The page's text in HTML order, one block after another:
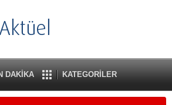
DAKİKA KATEGORİLER